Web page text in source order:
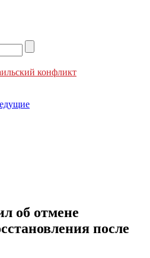
конфликт
об отмене
после